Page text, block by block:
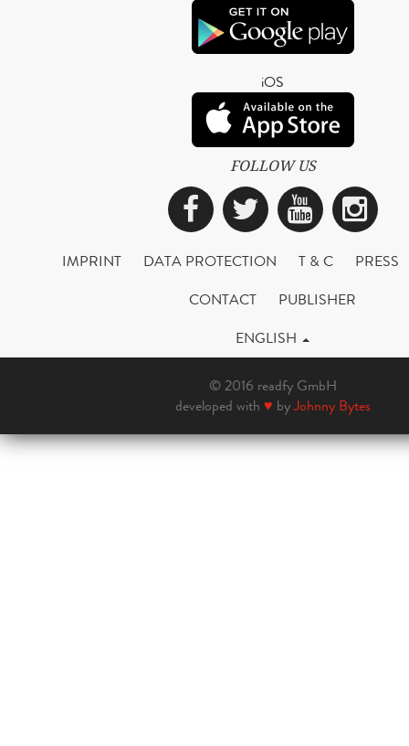
iOS
FOLLOW US
Facebook
Twitter
IMPRINT DATA PROTECTION T & C
PRESS
CONTACT
PUBLISHER
ENGLISH
© 2016 readfy GmbH
developed with ♥ byJohnny Bytes